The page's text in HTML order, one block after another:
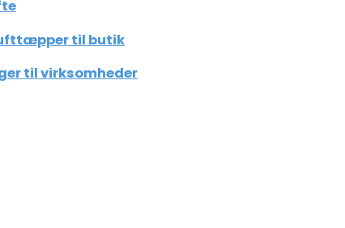
til butik
til virksomheder